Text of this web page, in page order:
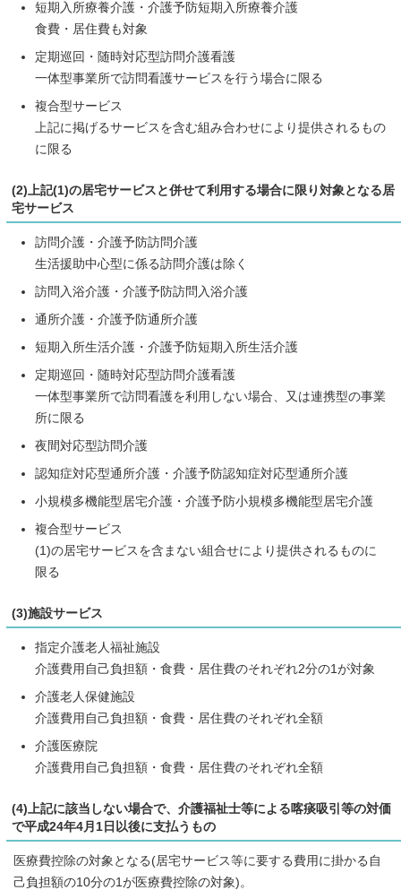
短期入所療養介護・介護予防短期入所療養介護
食費・居住費も対象
定期巡回・随時対応型訪問介護看護
一体型事業所で訪問看護サービスを行う場合に限る
複合型サービス
上記に掲げるサービスを含む組み合わせにより提供されるもの
に限る
(2)上記(1)の居宅サービスと併せて利用する場合に限り対象となる居
宅サービス
訪問介護・介護予防訪問介護
生活援助中心型に係る訪問介護は除く
訪問入浴介護・介護予防訪問入浴介護
通所介護・介護予防通所介護
短期入所生活介護・介護予防短期入所生活介護
定期巡回・随時対応型訪問介護看護
一体型事業所で訪問看護を利用しない場合、又は連携型の事業
所に限る
夜間対応型訪問介護
認知症対応型通所介護・介護予防認知症対応型通所介護
小規模多機能型居宅介護・介護予防小規模多機能型居宅介護
複合型サービス
(1)の居宅サービスを含まない組合せにより提供されるものに
限る
(3)施設サービス
指定介護老人福祉施設
介護費用自己負担額・食費・居住費のそれぞれ2分の1が対象
介護老人保健施設
介護費用自己負担額・食費・居住費のそれぞれ全額
介護医療院
介護費用自己負担額・食費・居住費のそれぞれ全額
(4)上記に該当しない場合で、介護福祉士等による喀痰吸引等の対価
で平成24年4月1日以後に支払うもの
医療費控除の対象となる(居宅サービス等に要する費用に掛かる自
己負担額の10分の1が医療費控除の対象)。